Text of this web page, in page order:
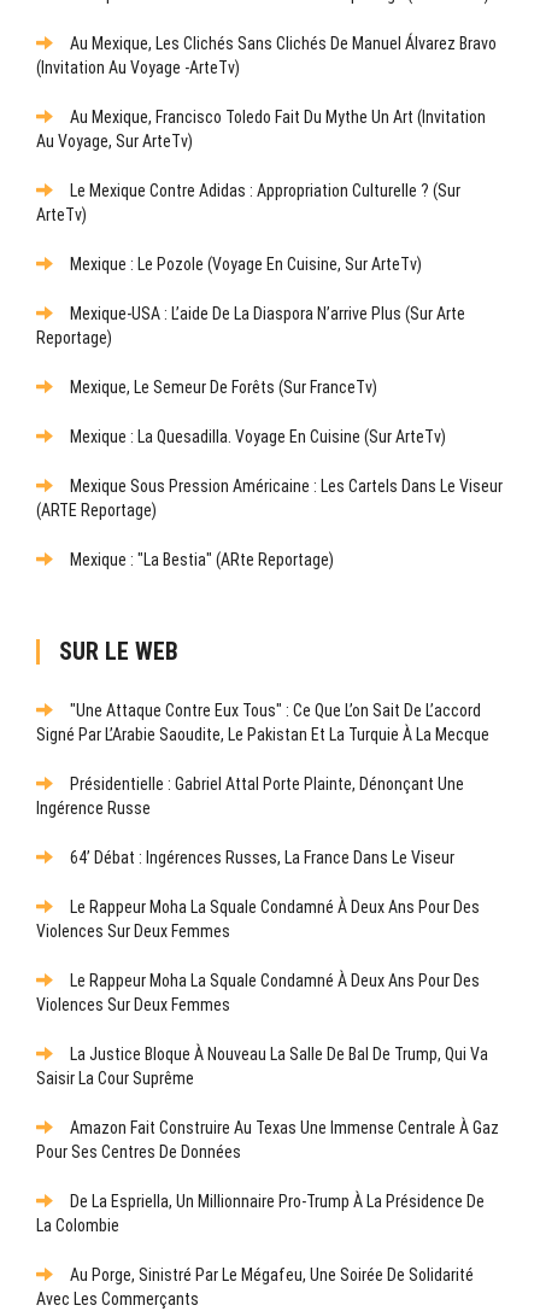
Au Mexique, Les Clichés Sans Clichés De Manuel Álvarez Bravo
(Invitation Au Voyage -ArteTv)
Au Mexique, Francisco Toledo Fait Du Mythe Un Art (Invitation
Au Voyage, Sur ArteTv)
Le Mexique Contre Adidas : Appropriation Culturelle ? (sur
ArteTv)
Mexique : Le Pozole (Voyage En Cuisine, Sur ArteTv)
Mexique-USA : L’aide De La Diaspora N’arrive Plus (sur Arte
Reportage)
Mexique, Le Semeur De Forêts (sur FranceTv)
Mexique : La Quesadilla. Voyage En Cuisine (sur ArteTv)
Mexique Sous Pression Américaine : Les Cartels Dans Le Viseur
(ARTE Reportage)
Mexique : "La Bestia" (ARte Reportage)
SUR LE WEB
"Une Attaque Contre Eux Tous" : Ce Que L’on Sait De L’accord
Signé Par L’Arabie Saoudite, Le Pakistan Et La Turquie À La Mecque
Présidentielle : Gabriel Attal Porte Plainte, Dénonçant Une
Ingérence Russe
64’ Débat : Ingérences Russes, La France Dans Le Viseur
Le Rappeur Moha La Squale Condamné À Deux Ans Pour Des
Violences Sur Deux Femmes
Le Rappeur Moha La Squale Condamné À Deux Ans Pour Des
Violences Sur Deux Femmes
La Justice Bloque À Nouveau La Salle De Bal De Trump, Qui Va
Saisir La Cour Suprême
Amazon Fait Construire Au Texas Une Immense Centrale À Gaz
Pour Ses Centres De Données
De La Espriella, Un Millionnaire Pro-Trump À La Présidence De
La Colombie
Au Porge, Sinistré Par Le Mégafeu, Une Soirée De Solidarité
Avec Les Commerçants